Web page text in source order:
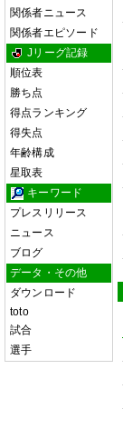
関係者ニュース
関係者エピソード
Jリーグ記録
順位表
勝ち点
得点ランキング
得失点
年齢構成
星取表
キーワード
プレスリリース
ニュース
ブログ
データ・その他
ダウンロード
toto
試合
選手